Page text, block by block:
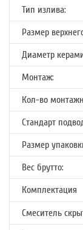
Тип излива:
Размер
Диаметр
Монтаж:
Кол-во
Стандарт
Размер
Вес брутто:
Комплектация
Смеситель